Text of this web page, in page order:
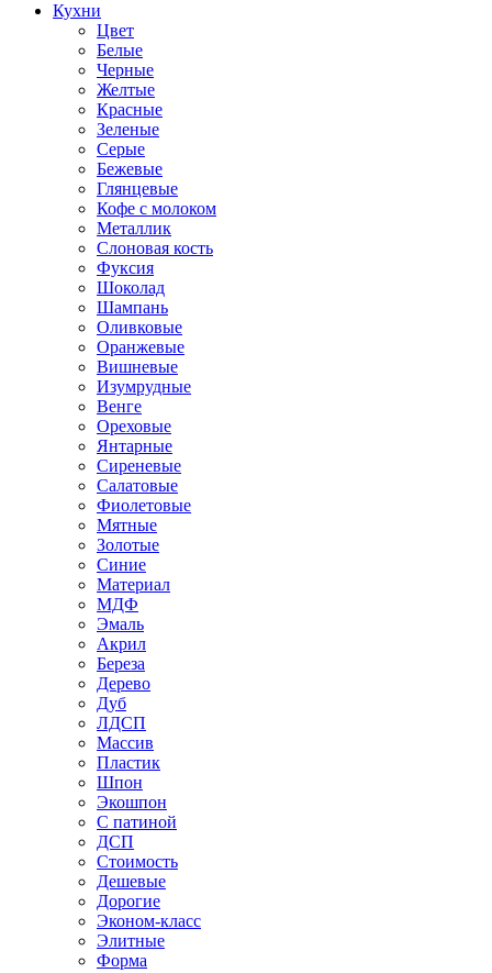
Кухни
Цвет
Белые
Черные
Желтые
Красные
Зеленые
Серые
Бежевые
Глянцевые
Кофе с молоком
Металлик
Слоновая кость
Фуксия
Шоколад
Шампань
Оливковые
Оранжевые
Вишневые
Изумрудные
Венге
Ореховые
Янтарные
Сиреневые
Салатовые
Фиолетовые
Мятные
Золотые
Синие
Материал
МДФ
Эмаль
Акрил
Береза
Дерево
Дуб
ЛДСП
Массив
Пластик
Шпон
Экошпон
С патиной
ДСП
Стоимость
Дешевые
Дорогие
Эконом-класс
Элитные
Форма